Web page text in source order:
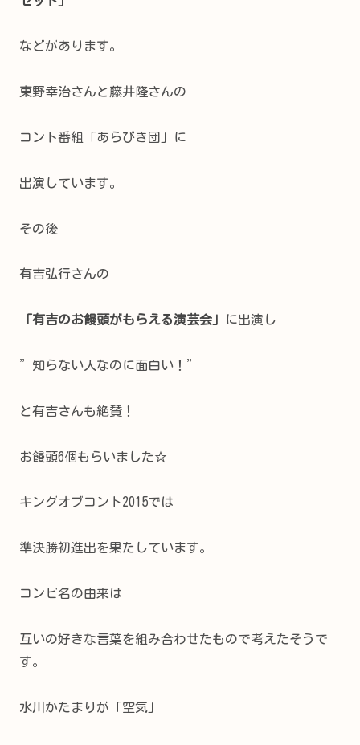
などがあります。
東野幸治さんと藤井隆さんの
コント番組「あらびき団」に
出演しています。
その後
有吉弘行さんの
「有吉のお饅頭がもらえる演芸会」 に出演し
”知らない人なのに面白い！”
と有吉さんも絶賛！
お饅頭6個もらいました☆
キングオブコント2015では
準決勝初進出を果たしています。
コンビ名の由来は
互いの好きな言葉を組み合わせたもので考えたそうで
す。
水川かたまりが「空気」